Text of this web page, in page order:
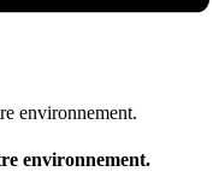
environnement.